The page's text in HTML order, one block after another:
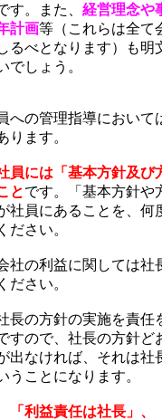
す。また、 経営理念や
計画等（これらは全て
るべとなります）も明
でしょう。
への管理指導において
ります。
員には「基本方針及び
とです。「基本方針や
社員にあることを、何
ださい。
社の利益に関しては社
ださい。
長の方針の実施を責任
すので、社長の方針ど
出なければ、それは社
うことになります。
「利益責任は社長」、